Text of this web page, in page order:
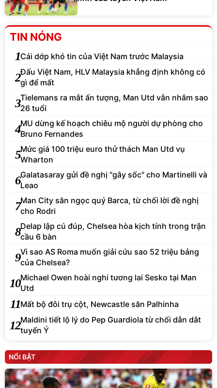
TIN NÓNG
1Cái dớp khó tin của Việt Nam trước Malaysia
2Đấu Việt Nam, HLV Malaysia khẳng định không có
gì để mất
3Tielemans ra mắt ấn tượng, Man Utd vẫn nhắm sao
26 tuổi
4MU dừng kế hoạch chiêu mộ người dự phòng cho
Bruno Fernandes
5Mức giá 100 triệu euro thử thách Man Utd vụ
Wharton
6Galatasaray gửi đề nghị "gây sốc" cho Martinelli và
Leao
7Man City săn ngọc quý Barca, từ chối lời đề nghị
cho Rodri
8Delap lập cú đúp, Chelsea hòa kịch tính trong trận
cầu 6 bàn
9Vì sao AS Roma muốn giải cứu sao 52 triệu bảng
của Chelsea?
10Michael Owen hoài nghi tương lai Sesko tại Man
Utd
11Mất bộ đôi trụ cột, Newcastle săn Palhinha
12Maldini tiết lộ lý do Pep Guardiola từ chối dẫn dắt
tuyển Ý
NỔI BẬT